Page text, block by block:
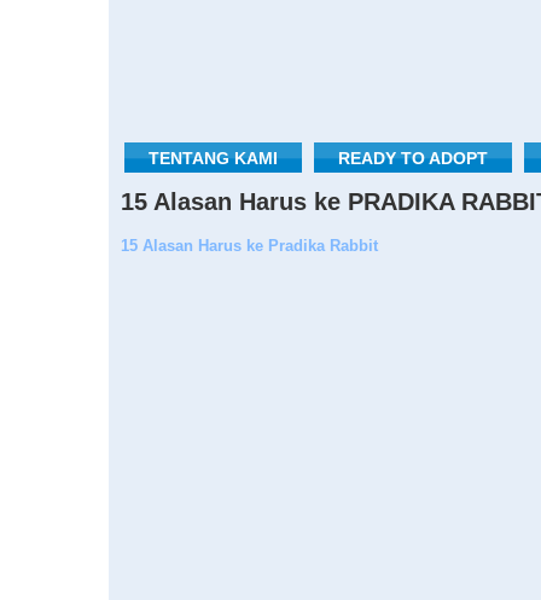
TENTANG KAMI READY TO ADOPT
15 Alasan Harus ke PRADIKA
15 Alasan Harus ke Pradika Rabbit